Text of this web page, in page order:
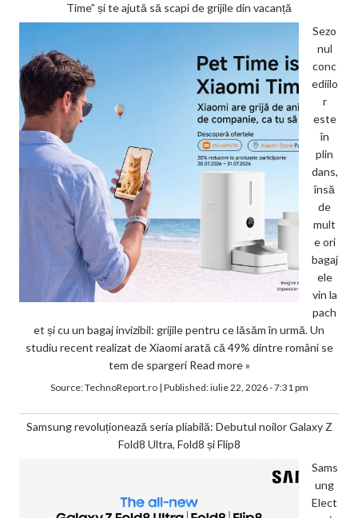
Time” și te ajută să scapi de grijile din vacanță
Sezo
nul
conc
ediilo
r
este
în
plin
dans,
însă
de
mult
e ori
bagaj
ele
vin la
pach
et și cu un bagaj invizibil: grijile pentru ce lăsăm în urmă. Un
studiu recent realizat de Xiaomi arată că 49% dintre români se
tem de spargeri Read more »
Source:TechnoReport.ro| Published:iulie 22, 2026 - 7:31 pm
Samsung revoluționează seria pliabilă: Debutul noilor Galaxy Z
Fold8 Ultra, Fold8 și Flip8
Sams
ung
Elect